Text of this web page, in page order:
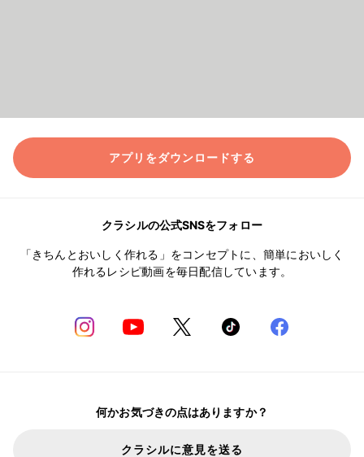
アプリをダウンロードする
クラシルの公式SNSをフォロー
「きちんとおいしく作れる」をコンセプトに、簡単においしく
作れるレシピ動画を毎日配信しています。
何かお気づきの点はありますか？
クラシルに意見を送る